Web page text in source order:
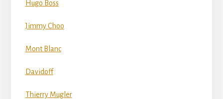
Hugo Boss
Jimmy Choo
Mont Blanc
Davidoff
Thierry Mugler